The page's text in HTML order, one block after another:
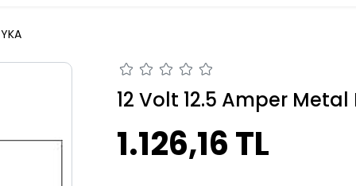
YKA
12 Volt 12.5 Amper Metal
1.126,16 TL